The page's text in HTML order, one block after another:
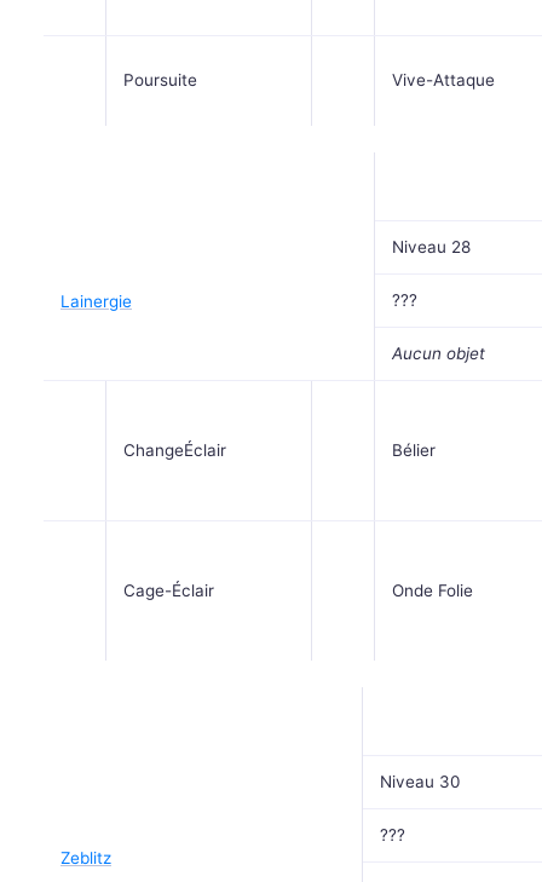
Poursuite Vive-Attaque
Lainergie
Niveau 28
???
Aucun objet
ChangeÉclair Bélier
Cage-Éclair Onde Folie
Zeblitz
Niveau 30
???